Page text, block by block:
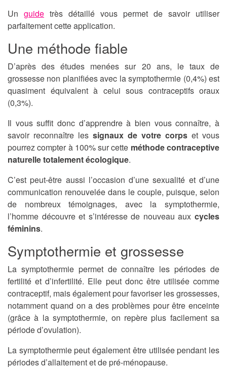
Un guide très détaillé vous permet de savoir utiliser
parfaitement cette application.
Une méthode fiable
D’après des études menées sur 20 ans, le taux de
grossesse non planifiées avec la symptothermie (0,4%) est
quasiment équivalent à celui sous contraceptifs oraux
(0,3%).
Il vous suffit donc d’apprendre à bien vous connaître, à
savoir reconnaître les signaux de votre corps et vous
pourrez compter à 100% sur cette méthode contraceptive
naturelle totalement écologique.
C’est peut-être aussi l’occasion d’une sexualité et d’une
communication renouvelée dans le couple, puisque, selon
de nombreux témoignages, avec la symptothermie,
l’homme découvre et s’intéresse de nouveau aux cycles
féminins.
Symptothermie et grossesse
La symptothermie permet de connaître les périodes de
fertilité et d’infertilité. Elle peut donc être utilisée comme
contraceptif, mais également pour favoriser les grossesses,
notamment quand on a des problèmes pour être enceinte
(grâce à la symptothermie, on repère plus facilement sa
période d’ovulation).
La symptothermie peut également être utilisée pendant les
périodes d’allaitement et de pré-ménopause.